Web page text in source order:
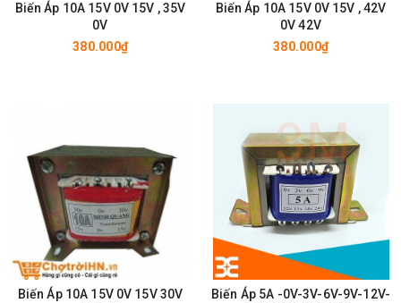
Biến Áp 10A 15V 0V 15V , 35V
0V
380.000₫
Biến Áp 10A 15V 0V 15V , 42V
0V 42V
380.000₫
Biến Áp 10A 15V 0V 15V 30V
Biến Áp 5A -0V-3V-6V-9V-12V-